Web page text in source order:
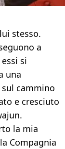
stesso.
a
si
una
sul cammino
e cresciuto
la mia
Compagnia